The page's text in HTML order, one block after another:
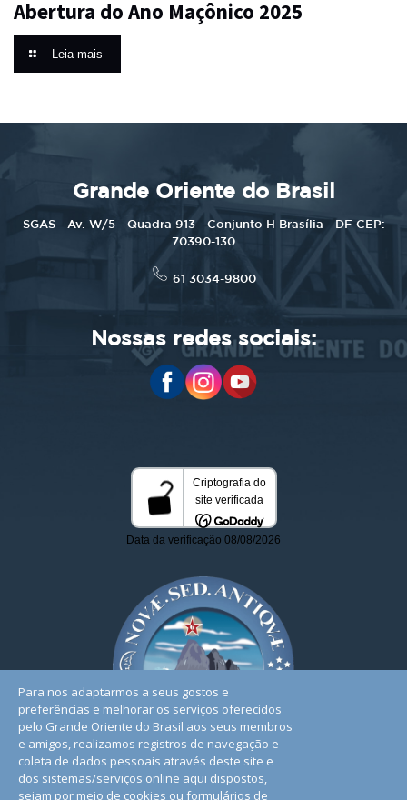
Abertura do Ano Maçônico 2025
Leia mais
Grande Oriente do Brasil
SGAS - Av. W/5 - Quadra 913 - Conjunto H Brasília - DF CEP:
70390-130
61 3034-9800
Nossas redes sociais:
Para nos adaptarmos a seus gostos e
preferências e melhorar os serviços oferecidos
pelo Grande Oriente do Brasil aos seus membros
e amigos, realizamos registros de navegação e
coleta de dados pessoais através deste site e
dos sistemas/serviços online aqui dispostos,
sejam por meio de cookies ou formulários de